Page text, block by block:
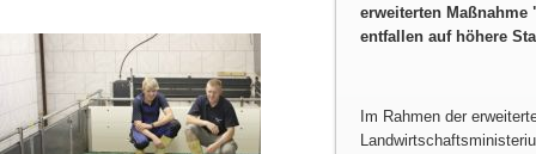
erweiterten Maßnahme
entfallen auf höhere
Im Rahmen der